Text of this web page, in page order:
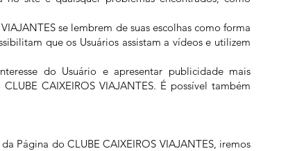
se lembrem de suas escolhas como forma
que os Usuários assistam a vídeos e utilizem
do Usuário e apresentar publicidade mais
CAIXEIROS VIAJANTES. É possível também
Página do CLUBE CAIXEIROS VIAJANTES, iremos